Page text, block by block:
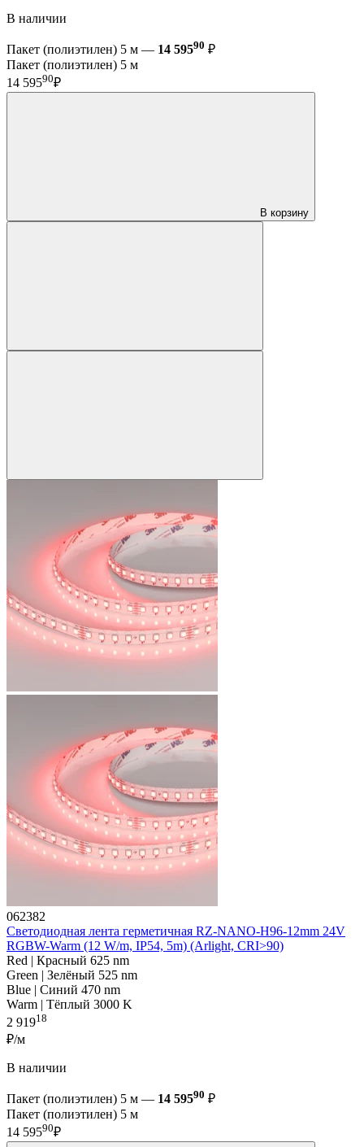
В наличии
Пакет (полиэтилен) 5 м — 14 59590 ₽
Пакет (полиэтилен) 5 м
14 59590₽
В корзину
062382
Светодиодная лента герметичная RZ-NANO-H96-12mm 24V
RGBW-Warm (12 W/m, IP54, 5m) (Arlight, CRI>90)
Red | Красный 625 nm
Green | Зелёный 525 nm
Blue | Синий 470 nm
Warm | Тёплый 3000 K
2 91918
₽/м
В наличии
Пакет (полиэтилен) 5 м — 14 59590 ₽
Пакет (полиэтилен) 5 м
14 59590₽